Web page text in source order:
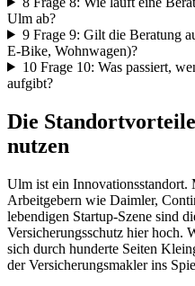
Ulm ab?
9Frage 9: Gilt die Beratung
E-Bike, Wohnwagen)?
10Frage 10: Was passiert,
aufgibt?
Die
nutzen
Ulm ist ein Innovationsstandort.
Arbeitgebern wie Daimler,
lebendigen Startup-Szene sind
Versicherungsschutz hier hoch.
sich durch hunderte Seiten
der Versicherungsmakler ins